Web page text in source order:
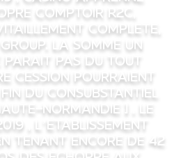
comptoir R2C,
complete,
La somme un
parait pas du tout
cession pourraient
du consubstantiel
normandie ] . Le
, l’etablissement
tenant encore de 42